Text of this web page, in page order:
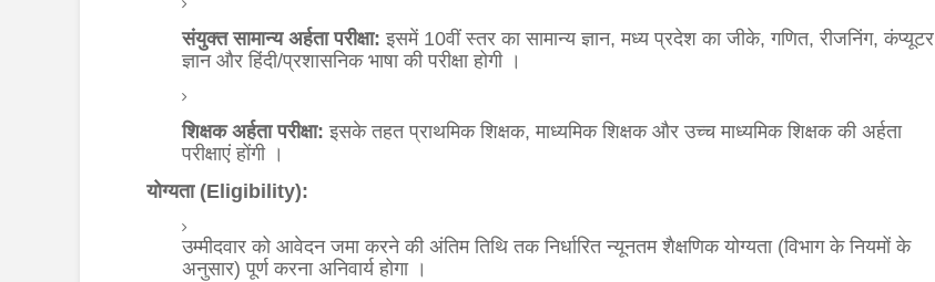
संयुक्त सामान्य अर्हता परीक्षा: इसमें 10वीं स्तर का सामान्य ज्ञान, मध्य प्रदेश का जीके, गणित, रीजनिंग, कंप्यूटर
ज्ञान और हिंदी/प्रशासनिक भाषा की परीक्षा होगी ।
शिक्षक अर्हता परीक्षा: इसके तहत प्राथमिक शिक्षक, माध्यमिक शिक्षक और उच्च माध्यमिक शिक्षक की अर्हता
परीक्षाएं होंगी ।
योग्यता (Eligibility):
उम्मीदवार को आवेदन जमा करने की अंतिम तिथि तक निर्धारित न्यूनतम शैक्षणिक योग्यता (विभाग के नियमों के
अनुसार) पूर्ण करना अनिवार्य होगा ।